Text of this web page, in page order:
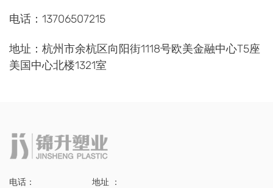
电话：13706507215
地址：杭州市余杭区向阳街1118号欧美金融中心T5座
美国中心北楼1321室
电话：
地址 ：